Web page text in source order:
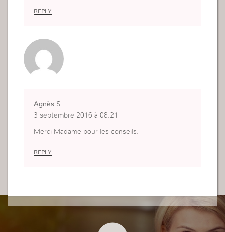
REPLY
Agnès S.
3 septembre 2016 à 08:21
Merci Madame pour les conseils.
REPLY